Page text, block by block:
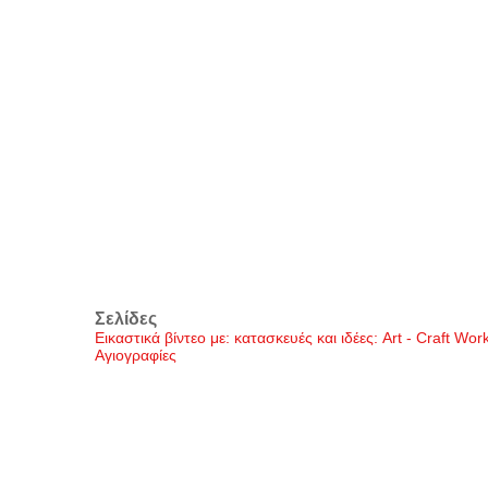
Σελίδες
Εικαστικά βίντεο με: κατασκευές και ιδέες: Art - Craft
Αγιογραφίες